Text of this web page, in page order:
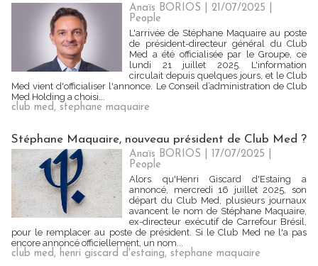
Anaïs BORIOS | 21/07/2025
People
L'arrivée de Stéphane Maquaire au poste
de président-directeur général du Club
Med a été officialisée par le Groupe, ce
lundi 21 juillet 2025. L'information
circulait depuis quelques jours, et le Club
Med vient d'officialiser l'annonce. Le Conseil d’administration de Club
Med Holding a choisi...
club med, stephane maquaire
Stéphane Maquaire, nouveau président de Club Med ?
Anaïs BORIOS | 17/07/2025
People
Alors qu'Henri Giscard d'Estaing a
annoncé, mercredi 16 juillet 2025, son
départ du Club Med, plusieurs journaux
avancent le nom de Stéphane Maquaire,
ex-directeur exécutif de Carrefour Brésil,
pour le remplacer au poste de président. Si le Club Med ne l'a pas
encore annoncé officiellement, un nom...
club med, henri giscard d'estaing, stephane maquaire